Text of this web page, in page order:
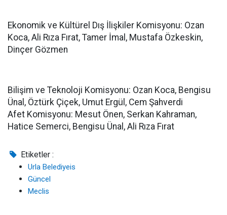
Ekonomik ve Kültürel Dış İlişkiler Komisyonu: Ozan
Koca, Ali Rıza Fırat, Tamer İmal, Mustafa Özkeskin,
Dinçer Gözmen
Bilişim ve Teknoloji Komisyonu: Ozan Koca, Bengisu
Ünal, Öztürk Çiçek, Umut Ergül, Cem Şahverdi
Afet Komisyonu: Mesut Önen, Serkan Kahraman,
Hatice Semerci, Bengisu Ünal, Ali Rıza Fırat
Etiketler :
Urla Belediyeis
Güncel
Meclis